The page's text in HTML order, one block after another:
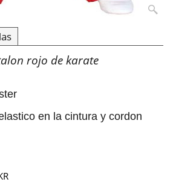
rojo de karate
en la cintura y cordon